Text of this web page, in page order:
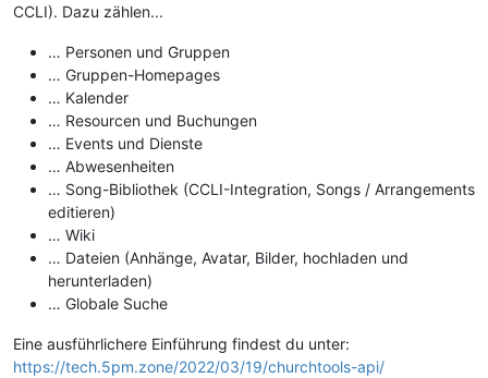
CCLI). Dazu zählen...
… Personen und Gruppen
… Gruppen-Homepages
… Kalender
… Resourcen und Buchungen
… Events und Dienste
… Abwesenheiten
… Song-Bibliothek (CCLI-Integration, Songs / Arrangements
editieren)
… Wiki
… Dateien (Anhänge, Avatar, Bilder, hochladen und
herunterladen)
… Globale Suche
Eine ausführlichere Einführung findest du unter:
https://tech.5pm.zone/2022/03/19/churchtools-api/